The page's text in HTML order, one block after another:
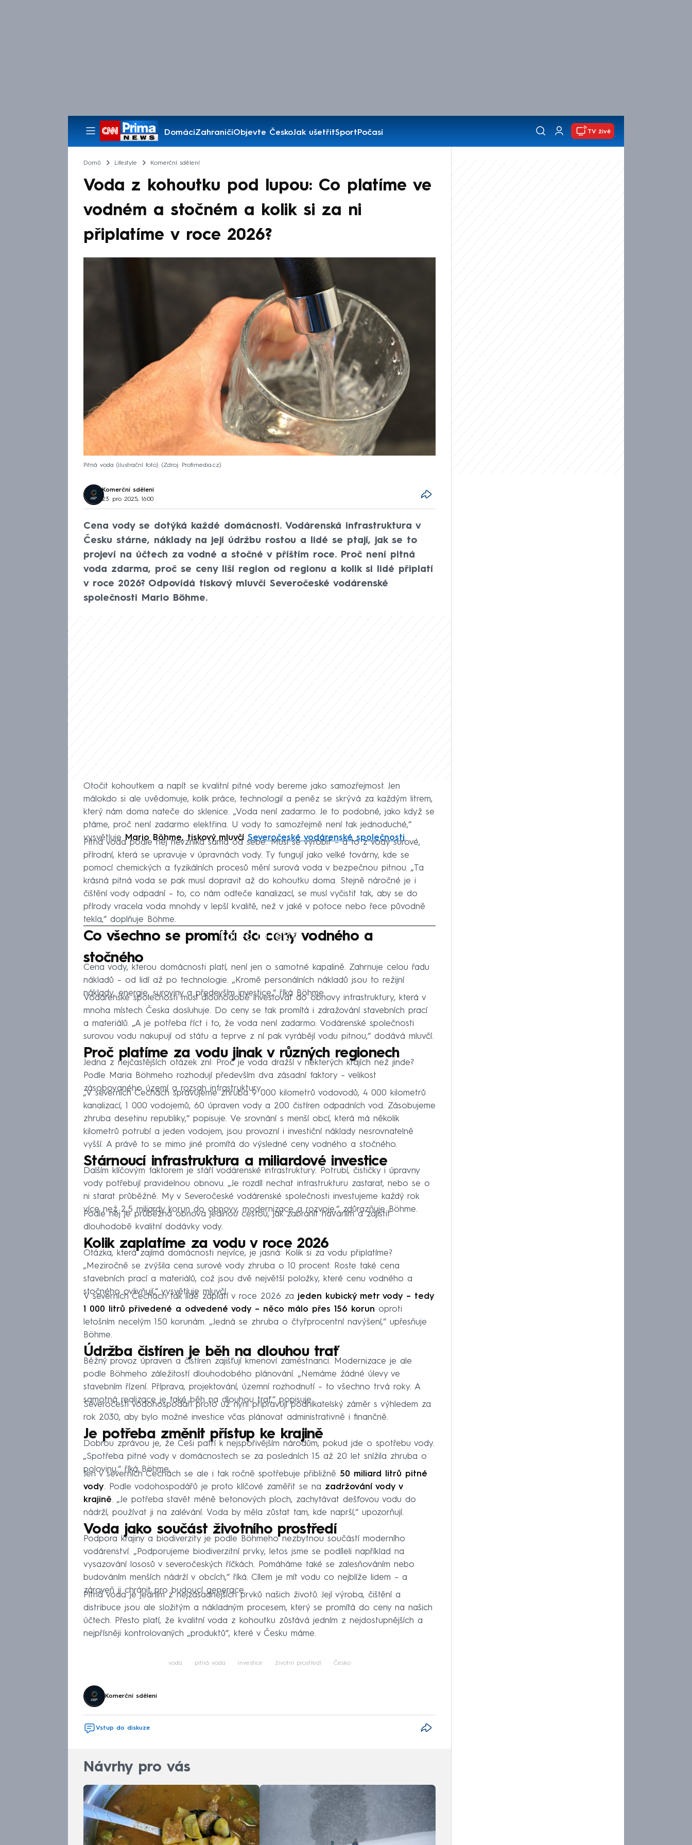
DomácíZahraničíObjevte ČeskoJak ušetřitSportPočasí
Pořady
TV živě
Domů Lifestyle Komerční sdělení
Voda z kohoutku pod lupou: Co platíme ve
vodném a stočném a kolik si za ni
připlatíme v roce 2026?
Pitná voda (ilustrační foto) Zdroj: Profimedia.cz
Komerční sdělení
23. pro 2025, 16:00
Cena vody se dotýká každé domácnosti. Vodárenská infrastruktura v
Česku stárne, náklady na její údržbu rostou a lidé se ptají, jak se to
projeví na účtech za vodné a stočné v příštím roce. Proč není pitná
voda zdarma, proč se ceny liší region od regionu a kolik si lidé připlatí
v roce 2026? Odpovídá tiskový mluvčí Severočeské vodárenské
společnosti Mario Böhme.
Otočit kohoutkem a napít se kvalitní pitné vody bereme jako samozřejmost. Jen
málokdo si ale uvědomuje, kolik práce, technologií a peněz se skrývá za každým litrem,
který nám doma nateče do sklenice. „Voda není zadarmo. Je to podobné, jako když se
ptáme, proč není zadarmo elektřina. U vody to samozřejmě není tak jednoduché,“
vysvětluje
Mario Böhme, tiskový mluvčí Severočeské vodárenské společnosti.
Pitná voda podle něj nevzniká sama od sebe. Musí se vyrobit – a to z vody surové,
přírodní, která se upravuje v úpravnách vody. Ty fungují jako velké továrny, kde se
pomocí chemických a fyzikálních procesů mění surová voda v bezpečnou pitnou. „Ta
krásná pitná voda se pak musí dopravit až do kohoutku doma. Stejně náročné je i
čištění vody odpadní – to, co nám odteče kanalizací, se musí vyčistit tak, aby se do
přírody vracela voda mnohdy v lepší kvalitě, než v jaké v potoce nebo řece původně
tekla,“ doplňuje Böhme.
Failed to fetch
Co všechno se promítá do ceny vodného a
stočného
Cena vody, kterou domácnosti platí, není jen o samotné kapalině. Zahrnuje celou řadu
nákladů – od lidí až po technologie. „Kromě personálních nákladů jsou to režijní
náklady, energie, suroviny a především investice,“ říká Böhme.
Vodárenské společnosti musí dlouhodobě investovat do obnovy infrastruktury, která v
mnoha místech Česka dosluhuje. Do ceny se tak promítá i zdražování stavebních prací
a materiálů. „A je potřeba říct i to, že voda není zadarmo. Vodárenské společnosti
surovou vodu nakupují od státu a teprve z ní pak vyrábějí vodu pitnou,“ dodává mluvčí.
Proč platíme za vodu jinak v různých regionech
Jedna z nejčastějších otázek zní: Proč je voda dražší v některých krajích než jinde?
Podle Maria Böhmeho rozhodují především dva zásadní faktory – velikost
zásobovaného území a rozsah infrastruktury.
„V severních Čechách spravujeme zhruba 9 000 kilometrů vodovodů, 4 000 kilometrů
kanalizací, 1 000 vodojemů, 60 úpraven vody a 200 čistíren odpadních vod. Zásobujeme
zhruba desetinu republiky,“ popisuje. Ve srovnání s menší obcí, která má několik
kilometrů potrubí a jeden vodojem, jsou provozní i investiční náklady nesrovnatelně
vyšší. A právě to se mimo jiné promítá do výsledné ceny vodného a stočného.
Stárnoucí infrastruktura a miliardové investice
Dalším klíčovým faktorem je stáří vodárenské infrastruktury. Potrubí, čističky i úpravny
vody potřebují pravidelnou obnovu. „Je rozdíl nechat infrastrukturu zastarat, nebo se o
ni starat průběžně. My v Severočeské vodárenské společnosti investujeme každý rok
více než 2,5 miliardy korun do obnovy, modernizace a rozvoje,“ zdůrazňuje Böhme.
Podle něj je průběžná obnova jedinou cestou, jak zabránit haváriím a zajistit
dlouhodobě kvalitní dodávky vody.
Kolik zaplatíme za vodu v roce 2026
Otázka, která zajímá domácnosti nejvíce, je jasná: Kolik si za vodu připlatíme?
„Meziročně se zvýšila cena surové vody zhruba o 10 procent. Roste také cena
stavebních prací a materiálů, což jsou dvě největší položky, které cenu vodného a
stočného ovlivňují,“ vysvětluje mluvčí.
V severních Čechách tak lidé zaplatí v roce 2026 za jeden kubický metr vody – tedy
1 000 litrů přivedené a odvedené vody – něco málo přes 156 korun oproti
letošním necelým 150 korunám. „Jedná se zhruba o čtyřprocentní navýšení,“ upřesňuje
Böhme.
Údržba čistíren je běh na dlouhou trať
Běžný provoz úpraven a čistíren zajišťují kmenoví zaměstnanci. Modernizace je ale
podle Böhmeho záležitostí dlouhodobého plánování. „Nemáme žádné úlevy ve
stavebním řízení. Příprava, projektování, územní rozhodnutí – to všechno trvá roky. A
samotná realizace je také běh na dlouhou trať,“ popisuje.
Severočeští vodohospodáři proto už nyní připravují podnikatelský záměr s výhledem za
rok 2030, aby bylo možné investice včas plánovat administrativně i finančně.
Je potřeba změnit přístup ke krajině
Dobrou zprávou je, že Češi patří k nejspořivějším národům, pokud jde o spotřebu vody.
„Spotřeba pitné vody v domácnostech se za posledních 15 až 20 let snížila zhruba o
polovinu,“ říká Böhme.
Jen v severních Čechách se ale i tak ročně spotřebuje přibližně 50 miliard litrů pitné
vody. Podle vodohospodářů je proto klíčové zaměřit se na zadržování vody v
krajině. „Je potřeba stavět méně betonových ploch, zachytávat dešťovou vodu do
nádrží, používat ji na zalévání. Voda by měla zůstat tam, kde naprší,“ upozorňují.
Voda jako součást životního prostředí
Podpora krajiny a biodiverzity je podle Böhmeho nezbytnou součástí moderního
vodárenství. „Podporujeme biodiverzitní prvky, letos jsme se podíleli například na
vysazování lososů v severočeských říčkách. Pomáháme také se zalesňováním nebo
budováním menších nádrží v obcích,“ říká. Cílem je mít vodu co nejblíže lidem – a
zároveň ji chránit pro budoucí generace.
Pitná voda je jedním z nejzásadnějších prvků našich životů. Její výroba, čištění a
distribuce jsou ale složitým a nákladným procesem, který se promítá do ceny na našich
účtech. Přesto platí, že kvalitní voda z kohoutku zůstává jedním z nejdostupnějších a
nejpřísněji kontrolovaných „produktů“, které v Česku máme.
voda pitná voda investice životní prostředí Česko
Komerční sdělení
Vstup do diskuze
Návrhy pro vás